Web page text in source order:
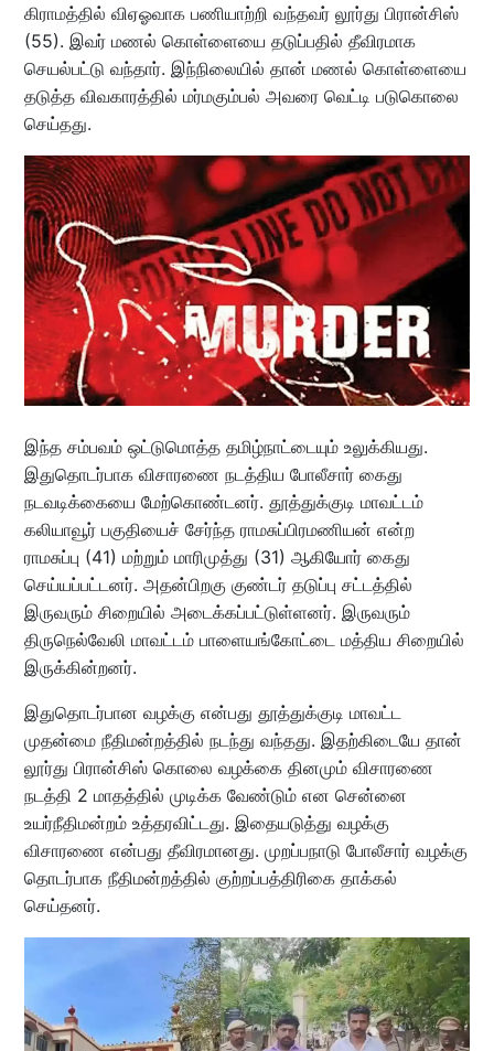
கிராமத்தில் விஏஓவாக பணியாற்றி வந்தவர் லூர்து பிரான்சிஸ்
(55). இவர் மணல் கொள்ளையை தடுப்பதில் தீவிரமாக
செயல்பட்டு வந்தார். இந்நிலையில் தான் மணல் கொள்ளையை
தடுத்த விவகாரத்தில் மர்மகும்பல் அவரை வெட்டி படுகொலை
செய்தது.
இந்த சம்பவம் ஒட்டுமொத்த தமிழ்நாட்டையும் உலுக்கியது.
இதுதொடர்பாக விசாரணை நடத்திய போலீசார் கைது
நடவடிக்கையை மேற்கொண்டனர். தூத்துக்குடி மாவட்டம்
கலியாவூர் பகுதியைச் சேர்ந்த ராமசுப்பிரமணியன் என்ற
ராமசுப்பு (41) மற்றும் மாரிமுத்து (31) ஆகியோர் கைது
செய்யப்பட்டனர். அதன்பிறகு குண்டர் தடுப்பு சட்டத்தில்
இருவரும் சிறையில் அடைக்கப்பட்டுள்ளனர். இருவரும்
திருநெல்வேலி மாவட்டம் பாளையங்கோட்டை மத்திய சிறையில்
இருக்கின்றனர்.
இதுதொடர்பான வழக்கு என்பது தூத்துக்குடி மாவட்ட
முதன்மை நீதிமன்றத்தில் நடந்து வந்தது. இதற்கிடையே தான்
லூர்து பிரான்சிஸ் கொலை வழக்கை தினமும் விசாரணை
நடத்தி 2 மாதத்தில் முடிக்க வேண்டும் என சென்னை
உயர்நீதிமன்றம் உத்தரவிட்டது. இதையடுத்து வழக்கு
விசாரணை என்பது தீவிரமானது. முறப்பநாடு போலீசார் வழக்கு
தொடர்பாக நீதிமன்றத்தில் குற்றப்பத்திரிகை தாக்கல்
செய்தனர்.